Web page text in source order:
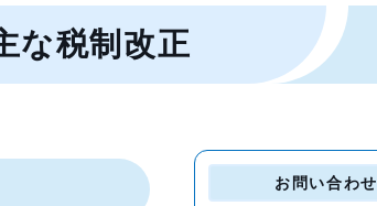
な税制改正
お問い合わせ